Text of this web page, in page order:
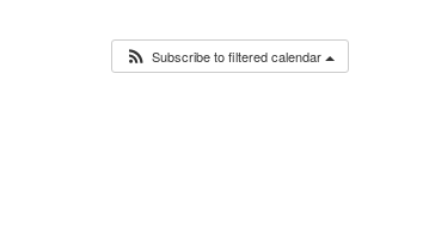
Subscribe to filtered calendar